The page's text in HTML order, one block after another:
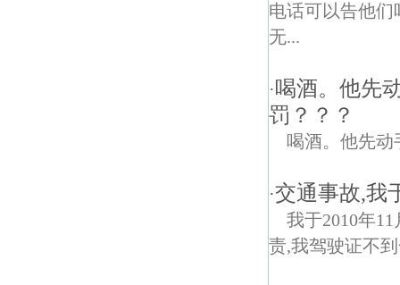
电话可以告他们
无...
·喝酒。他先
罚？？？
喝酒。他先
·交通事故,我
我于2010年
责,我驾驶证不